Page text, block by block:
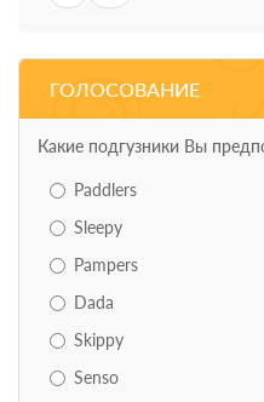
ГОЛОСОВАНИЕ
Какие подгузники Вы
Paddlers
Sleepy
Pampers
Dada
Skippy
Senso